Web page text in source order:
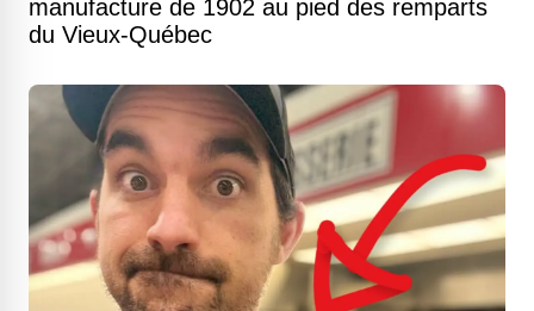
manufacture de 1902 au pied des remparts
du Vieux-Québec